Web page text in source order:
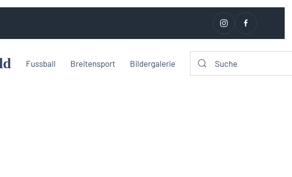
Fussball Breitensport Bildergalerie